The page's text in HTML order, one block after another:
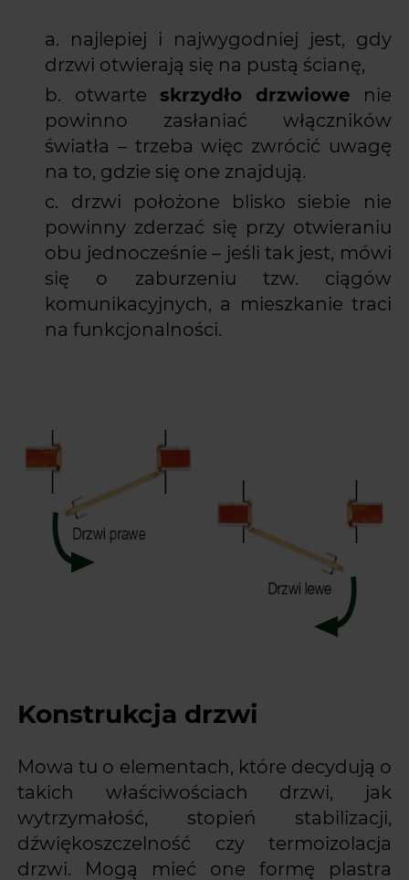
najlepiej i najwygodniej jest, gdy
drzwi otwierają się na pustą ścianę,
otwarte skrzydło drzwiowe nie
powinno zasłaniać włączników
światła – trzeba więc zwrócić uwagę
na to, gdzie się one znajdują.
drzwi położone blisko siebie nie
powinny zderzać się przy otwieraniu
obu jednocześnie – jeśli tak jest, mówi
się o zaburzeniu tzw. ciągów
komunikacyjnych, a mieszkanie traci
na funkcjonalności.
Konstrukcja drzwi
Mowa tu o elementach, które decydują o
takich właściwościach drzwi, jak
wytrzymałość, stopień stabilizacji,
dźwiękoszczelność czy termoizolacja
drzwi. Mogą mieć one formę plastra